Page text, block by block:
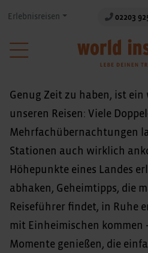
Erlebnisreisen 02203
Genug Zeit zu haben, ist
unseren Reisen: Viele
Mehrfachübernachtungen
Stationen auch wirklich
Höhepunkte eines Landes
abhaken, Geheimtipps, die
Reiseführer findet, in Ruhe
mit Einheimischen
Momente genießen, die